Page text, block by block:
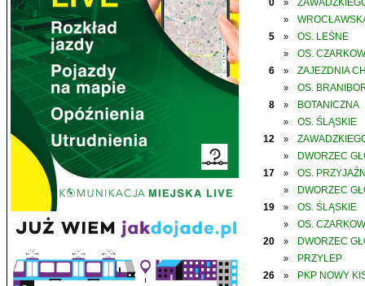
0 »
»
5
» OS. LEŚNE
»
OS.
6
» ZAJEZDNIA
»
OS.
8
» BOTANICZNA
»
OS. ŚLĄSKIE
12
»
»
DWORZEC
17
» OS.
»
DWORZEC
19
» OS. ŚLĄSKIE
»
OS.
20
» DWORZEC
»
PRZYLEP
26
» PKP NOWY